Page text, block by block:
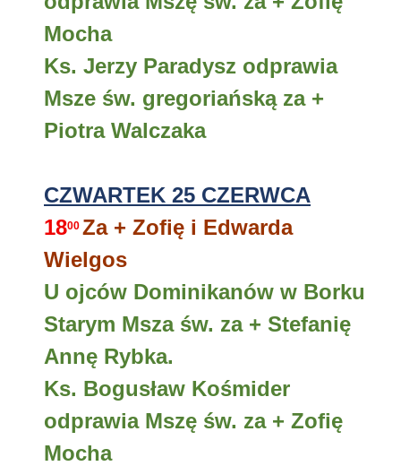
Mocha
Ks. Jerzy Paradysz odprawia
Msze św. gregoriańską za +
Piotra Walczaka
CZWARTEK 25 CZERWCA
1800 Za + Zofię i Edwarda
Wielgos
U ojców Dominikanów w Borku
Starym Msza św. za + Stefanię
Annę Rybka.
Ks. Bogusław Kośmider
odprawia Mszę św. za + Zofię
Mocha